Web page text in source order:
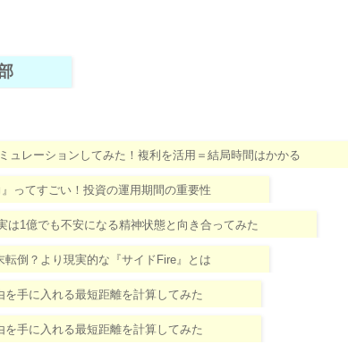
ュレーションしてみた！複利を活用＝結局時間はかかる
ってすごい！投資の運用期間の重要性
は1億でも不安になる精神状態と向き合ってみた
倒？より現実的な『サイドFire』とは
手に入れる最短距離を計算してみた
手に入れる最短距離を計算してみた